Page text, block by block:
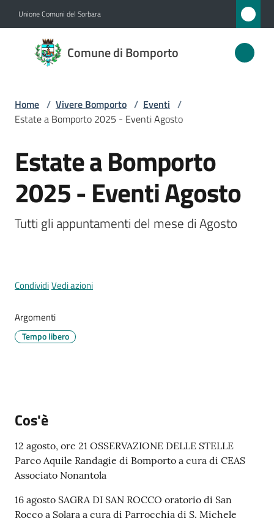
Unione Comuni del Sorbara
Comune di Bomporto
Comune
di
Novità
Servizi
Vivere
Tutti
gli
su
Home / Vivere Bomporto / Eventi /
Estate a Bomporto 2025 - Eventi Agosto
Salta al contenuto
Estate a Bomporto
2025 - Eventi Agosto
Tutti gli appuntamenti del mese di Agosto
CondividiVedi azioni
Argomenti
Tempo libero
Cos'è
12 agosto, ore 21 OSSERVAZIONE DELLE STELLE
Parco Aquile Randagie di Bomporto a cura di CEAS
Associato Nonantola
16 agosto SAGRA DI SAN ROCCO oratorio di San
Rocco a Solara a cura di Parrocchia di S. Michele